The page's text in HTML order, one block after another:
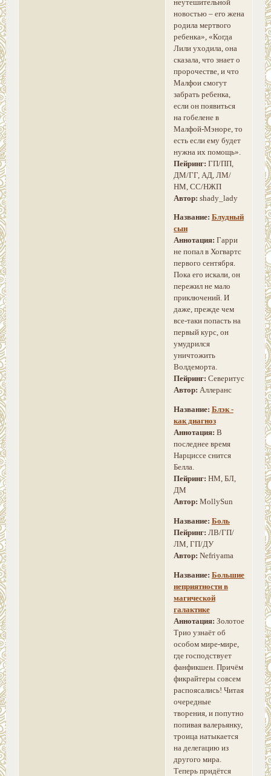
неутешительной
новостью – его жена
родила мертвого
ребенка», «Когда
Лили уходила, она
сказала, что знает о
пророчестве, и что
Малфои смогут
забрать ребенка,
если он появиться
на гобелене в
Малфой-Мэноре, то
есть если ему будет
нужна их помощь».
Пейринг: ГП/ПП,
ДМ/ГГ, АД, ЛМ/
НМ, СС/НЖП
Автор: shady_lady
Название: Блудный
сын
Аннотация: Гарри
не попал в Хогвартс
первого сентября.
Пока его искали, он
пережил не мало
приключений. И
даже, прежде чем
все-таки попасть на
первый курс, он
умудрился
уничтожить
Волдеморта.
Пейринг: Северитус
Автор: Аллеранс
Название: Блэк -
как диагноз
Аннотация: В
последнее время
Нарциссе снится
Белла.
Пейринг: НМ, БЛ,
ДМ
Автор: MollySun
Название: Боль
Пейринг: ЛВ/ГП/
ЛМ, ГП/ДУ
Автор: Nefriyama
Название: Большие
неприятности в
магической
галактике
Аннотация: Золотое
Трио узнаёт об
особом мире-мире,
где господствует
фанфикшен. Причём
фикрайтеры совсем
распоясались! Читая
очередные
творения, и попутно
попивая валерьянку,
троица натыкается
на делегацию из
другого мира.
Теперь придётся